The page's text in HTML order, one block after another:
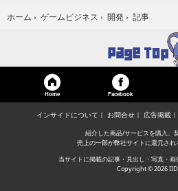
ホーム › ゲームビジネス › 開発 › 記事
Home Facebook
インサイドについて お問合せ 広告掲載
紹介した商品/サービスを購入、
売上の一部が弊社サイトに還元され
当サイトに掲載の記事・見出し・写真・画
Copyright © 2026